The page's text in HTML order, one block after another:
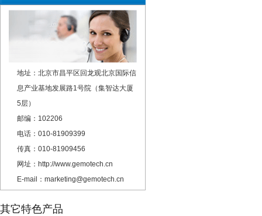
地址：北京市昌平区回龙观北京国际信
息产业基地发展路1号院（集智达大厦
5层）
邮编：102206
电话：010-81909399
传真：010-81909456
网址：http://www.gemotech.cn
E-mail：marketing@gemotech.cn
其它特色产品